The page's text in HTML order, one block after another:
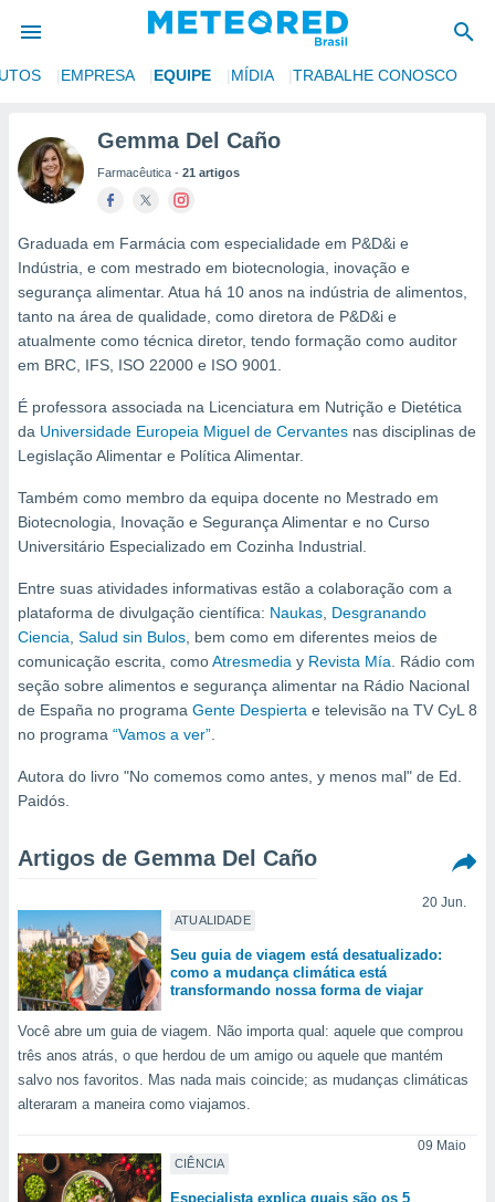
da
por
as
fornecidas
a este
das
forma
digital
recolhidas
ou
permite-
a nossa
de alta
botão
a
ou
o
no
como
um perfil
lhe
com
Pode
a
ACEITAR
CONTINUAR
CONFIGURAÇÕES
EMPRESA EQUIPE MÍDIA TRABALHE CONOSCO
Gemma Del Caño
Farmacêutica - 21 artigos
Graduada em Farmácia com especialidade em P&D&i e
Indústria, e com mestrado em biotecnologia, inovação e
segurança alimentar. Atua há 10 anos na indústria de alimentos,
tanto na área de qualidade, como diretora de P&D&i e
atualmente como técnica diretor, tendo formação como auditor
em BRC, IFS, ISO 22000 e ISO 9001.
É professora associada na Licenciatura em Nutrição e Dietética
da Universidade Europeia Miguel de Cervantes nas disciplinas de
Legislação Alimentar e Política Alimentar.
Também como membro da equipa docente no Mestrado em
Biotecnologia, Inovação e Segurança Alimentar e no Curso
Universitário Especializado em Cozinha Industrial.
Entre suas atividades informativas estão a colaboração com a
plataforma de divulgação científica: Naukas, Desgranando
Ciencia, Salud sin Bulos, bem como em diferentes meios de
comunicação escrita, comoAtresmedia y Revista Mía. Rádio com
seção sobre alimentos e segurança alimentar na Rádio Nacional
de España no programa Gente Despierta e televisão na TV CyL 8
no programa “Vamos a ver”.
Autora do livro "No comemos como antes, y menos mal" de Ed.
Paidós.
Artigos de Gemma Del Caño
ATUALIDADE
20 Jun.
Seu guia de viagem está desatualizado:
como a mudança climática está
transformando nossa forma de viajar
Você abre um guia de viagem. Não importa qual: aquele que comprou
três anos atrás, o que herdou de um amigo ou aquele que mantém
salvo nos favoritos. Mas nada mais coincide; as mudanças climáticas
alteraram a maneira como viajamos.
CIÊNCIA
09 Maio
Especialista explica quais são os 5